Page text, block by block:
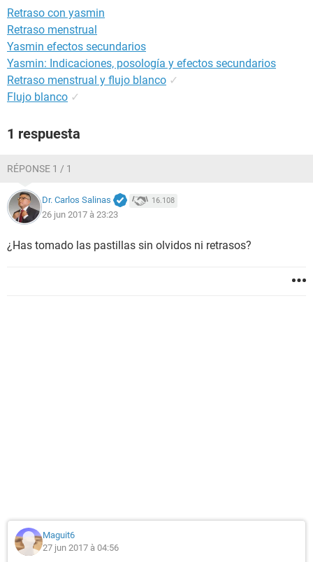
Retraso con yasmin
Retraso menstrual
Yasmin efectos secundarios
Yasmin: Indicaciones, posología y efectos secundarios
Retraso menstrual y flujo blanco ✓
Flujo blanco ✓
1 respuesta
RÉPONSE 1 / 1
Dr. Carlos Salinas 16.108
26 jun 2017 à 23:23
¿Has tomado las pastillas sin olvidos ni retrasos?
Maguit6
27 jun 2017 à 04:56